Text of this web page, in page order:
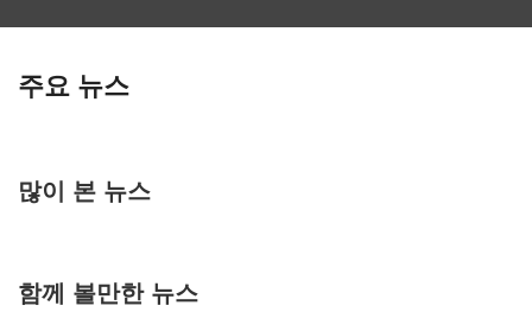
주요 뉴스
많이 본 뉴스
함께 볼만한 뉴스